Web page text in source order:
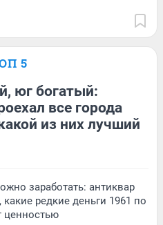
5
юг богатый:
все города
из них лучший
заработать: антиквар
редкие деньги 1961 по
ценностью